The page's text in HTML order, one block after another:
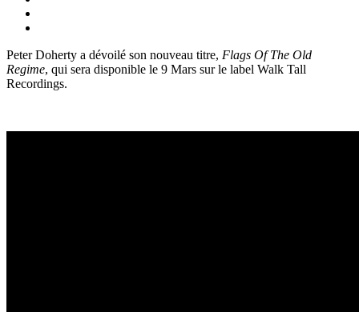
Peter Doherty a dévoilé son nouveau titre, Flags Of The Old
Regime, qui sera disponible le 9 Mars sur le label Walk Tall
Recordings.